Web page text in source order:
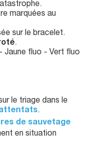
marquées au
sur le bracelet.
.
Jaune fluo - Vert fluo
le triage dans le
.
de sauvetage
en situation